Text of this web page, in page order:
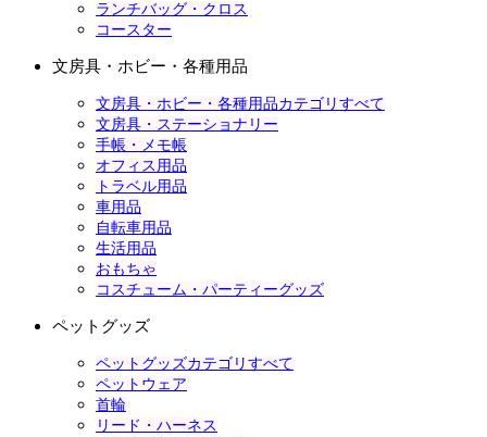
ランチバッグ・クロス
コースター
文房具・ホビー・各種用品
文房具・ホビー・各種用品カテゴリすべて
文房具・ステーショナリー
手帳・メモ帳
オフィス用品
トラベル用品
車用品
自転車用品
生活用品
おもちゃ
コスチューム・パーティーグッズ
ペットグッズ
ペットグッズカテゴリすべて
ペットウェア
首輪
リード・ハーネス